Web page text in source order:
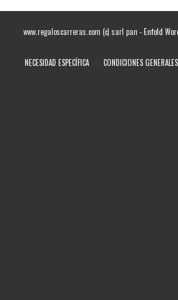
www.regaloscarreras.com (c) sarl pan -Enfold
NECESIDAD ESPECÍFICA CONDICIONES